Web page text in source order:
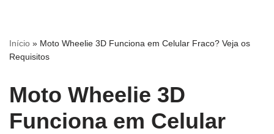
para
o
Início » Moto Wheelie 3D Funciona em Celular Fraco? Veja os
Requisitos
Moto Wheelie 3D
Funciona em Celular